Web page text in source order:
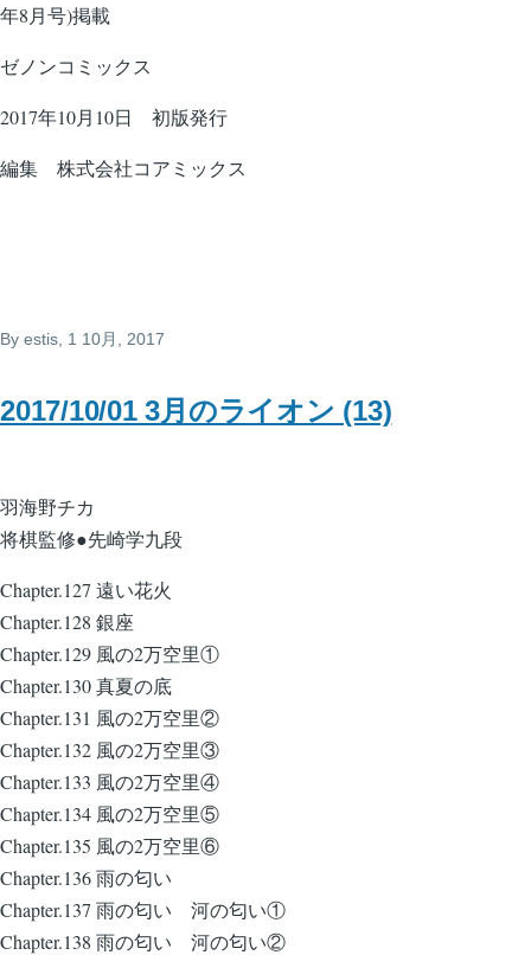
年8月号)掲載
ゼノンコミックス
2017年10月10日 初版発行
編集 株式会社コアミックス
By estis , 1 10月, 2017
2017/10/01 3月のライオン (13)
羽海野チカ
将棋監修●先崎学九段
Chapter.127 遠い花火
Chapter.128 銀座
Chapter.129 風の2万空里①
Chapter.130 真夏の底
Chapter.131 風の2万空里②
Chapter.132 風の2万空里③
Chapter.133 風の2万空里④
Chapter.134 風の2万空里⑤
Chapter.135 風の2万空里⑥
Chapter.136 雨の匂い
Chapter.137 雨の匂い 河の匂い①
Chapter.138 雨の匂い 河の匂い②